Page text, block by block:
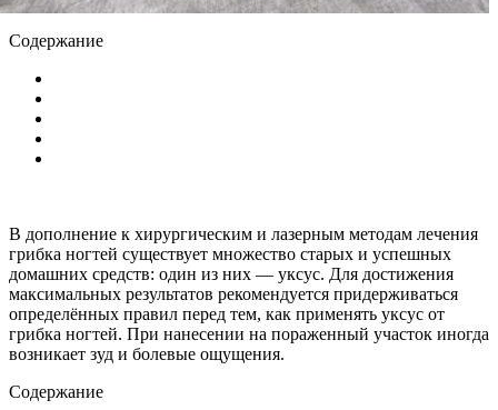
Содержание
В дополнение к хирургическим и лазерным методам лечения
грибка ногтей существует множество старых и успешных
домашних средств: один из них — уксус. Для достижения
максимальных результатов рекомендуется придерживаться
определённых правил перед тем, как применять уксус от
грибка ногтей. При нанесении на пораженный участок иногда
возникает зуд и болевые ощущения.
Содержание